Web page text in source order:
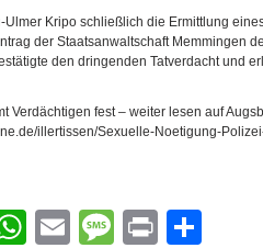
Kripo schließlich die Ermittlung
der Staatsanwaltschaft Memmingen
den dringenden Tatverdacht und
Verdächtigen fest – weiter lesen auf
illertissen/Sexuelle-Noetigung-
WhatsApp
EmailMessage
Print